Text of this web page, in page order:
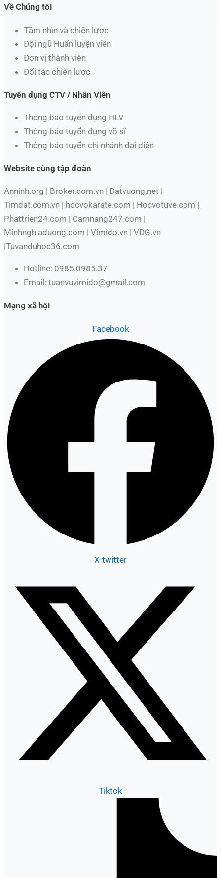
Về Chúng tôi
Tầm nhìn và chiến lược
Đội ngũ Huấn luyện viên
Đơn vị thành viên
Đối tác chiến lược
Tuyển dụng CTV / Nhân Viên
Thông báo tuyển dụng HLV
Thông báo tuyển dụng võ sĩ
Thông báo tuyển chi nhánh đại diện
Website cùng tập đoàn
Anninh.org | Broker.com.vn | Datvuong.net |
Timdat.com.vn | hocvokarate.com | Hocvotuve.com |
Phattrien24.com | Camnang247.com |
Minhnghiaduong.com | Vimido.vn | VDG.vn
|Tuvanduhoc36.com
Hotline: 0985.0985.37
Email: tuanvuvimido@gmail.com
Mạng xã hội
Facebook
X-twitter
Tiktok